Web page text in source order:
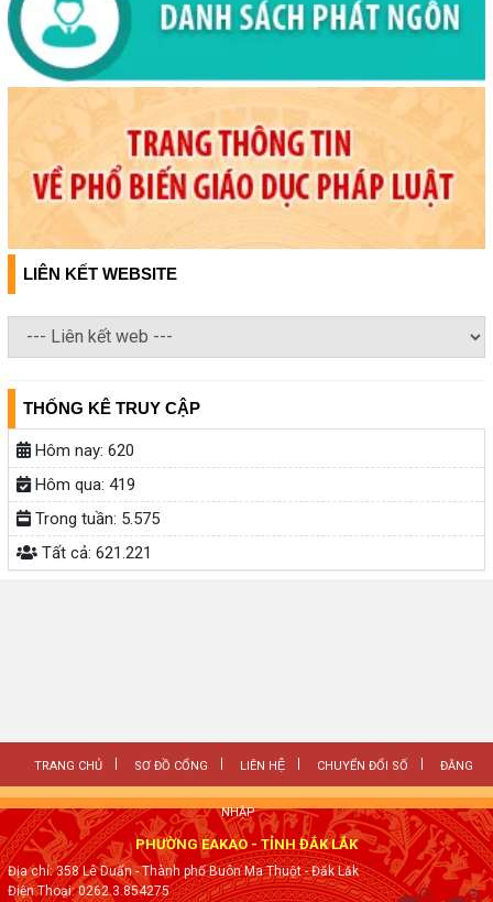
LIÊN KẾT WEBSITE
THỐNG KÊ TRUY CẬP
Hôm nay: 620
Hôm qua: 419
Trong tuần: 5.575
Tất cả: 621.221
TRANG CHỦ SƠ ĐỒ CỔNG LIÊN HỆ CHUYỂN ĐỔI SỐ ĐĂNG
NHẬP
PHƯỜNG EAKAO - TỈNH ĐẮK LẮK
Địa chỉ: 358 Lê Duẩn - Thành phố Buôn Ma Thuột - Đăk Lăk
Điện Thoại: 0262.3.854275